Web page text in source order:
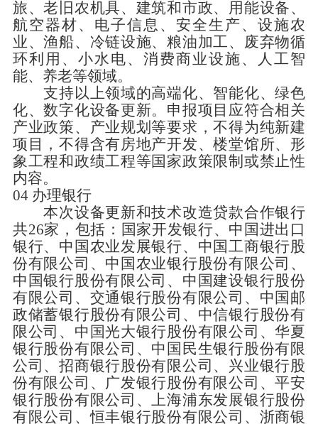
旅、老旧农机具、建筑和市政、用能设备、
航空器材、电子信息、安全生产、设施农
业、渔船、冷链设施、粮油加工、废弃物循
环利用、小水电、消费商业设施、人工智
能、养老等领域。
支持以上领域的高端化、智能化、绿色
化、数字化设备更新。申报项目应符合相关
产业政策、产业规划等要求，不得为纯新建
项目，不得含有房地产开发、楼堂馆所、形
象工程和政绩工程等国家政策限制或禁止性
内容。
04 办理银行
本次设备更新和技术改造贷款合作银行
共26家，包括：国家开发银行、中国进出口
银行、中国农业发展银行、中国工商银行股
份有限公司、中国农业银行股份有限公司、
中国银行股份有限公司、中国建设银行股份
有限公司、交通银行股份有限公司、中国邮
政储蓄银行股份有限公司、中信银行股份有
限公司、中国光大银行股份有限公司、华夏
银行股份有限公司、中国民生银行股份有限
公司、招商银行股份有限公司、兴业银行股
份有限公司、广发银行股份有限公司、平安
银行股份有限公司、上海浦东发展银行股份
有限公司、恒丰银行股份有限公司、浙商银